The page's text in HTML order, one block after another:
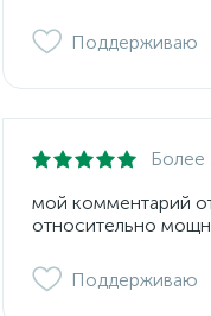
Поддерживаю
Более
мой комментарий
относительно
Поддерживаю